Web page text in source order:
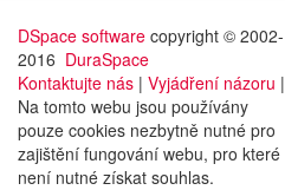
DSpace software copyright © 2002-
2016 DuraSpace
Kontaktujte nás | Vyjádření názoru |
Na tomto webu jsou používány
pouze cookies nezbytně nutné pro
zajištění fungování webu, pro které
není nutné získat souhlas.